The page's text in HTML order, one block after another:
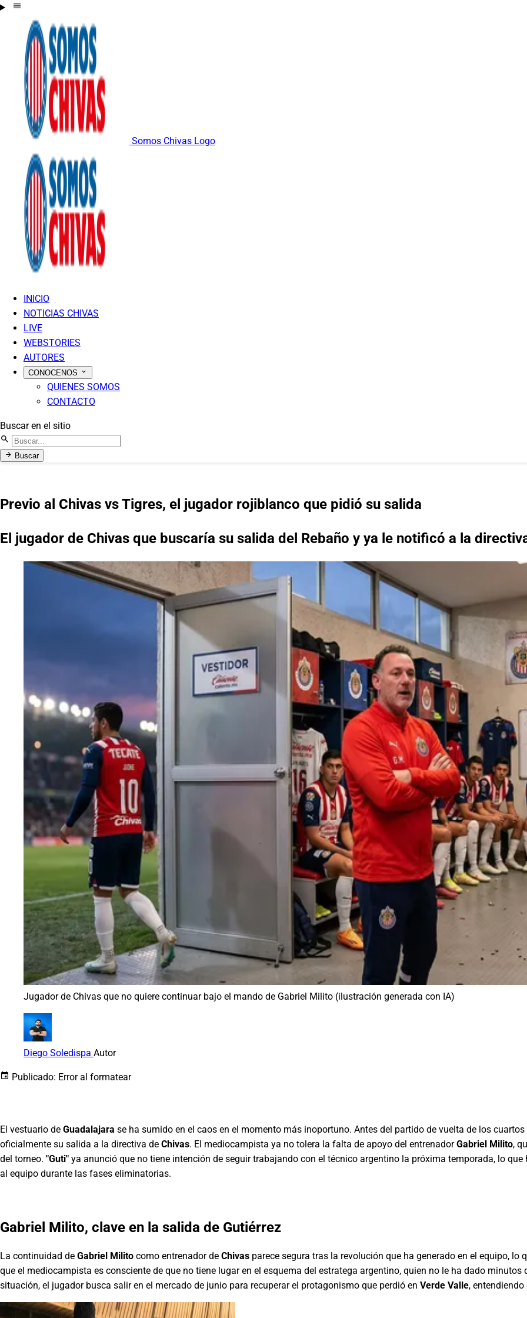
Somos Chivas Logo
INICIO
NOTICIAS CHIVAS
LIVE
WEBSTORIES
AUTORES
CONOCENOS
QUIENES SOMOS
CONTACTO
Buscar en el sitio
Buscar
Previo al Chivas vs Tigres, el jugador rojiblanco que pidió su salida
El jugador de Chivas que buscaría su salida del Rebaño y ya le notificó a la
Jugador de Chivas que no quiere continuar bajo el mando de Gabriel Milito (ilustración generada con IA)
Diego Soledispa Autor
Publicado: Error al formatear
El vestuario de Guadalajara se ha sumido en el caos en el momento más inoportuno. Antes del partido de vuelta de los
oficialmente su salida a la directiva de Chivas. El mediocampista ya no tolera la falta de apoyo del entrenadorGabriel Milito,
del torneo. "Guti" ya anunció que no tiene intención de seguir trabajando con el técnico argentino la próxima temporada, lo
al equipo durante las fases eliminatorias.
Gabriel Milito, clave en la salida de Gutiérrez
La continuidad de Gabriel Milito como entrenador de Chivas parece segura tras la revolución que ha generado en el equipo, lo
que el mediocampista es consciente de que no tiene lugar en el esquema del estratega argentino, quien no le ha dado
situación, el jugador busca salir en el mercado de junio para recuperar el protagonismo que perdió en Verde Valle,